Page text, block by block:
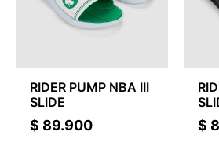
RIDER PUMP NBA III
SLIDE
$ 89.900 $